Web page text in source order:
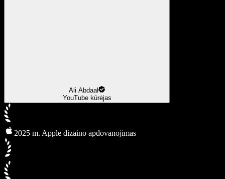
Ali Abdaal
YouTube kūrėjas
2025 m. Apple dizaino apdovanojimas